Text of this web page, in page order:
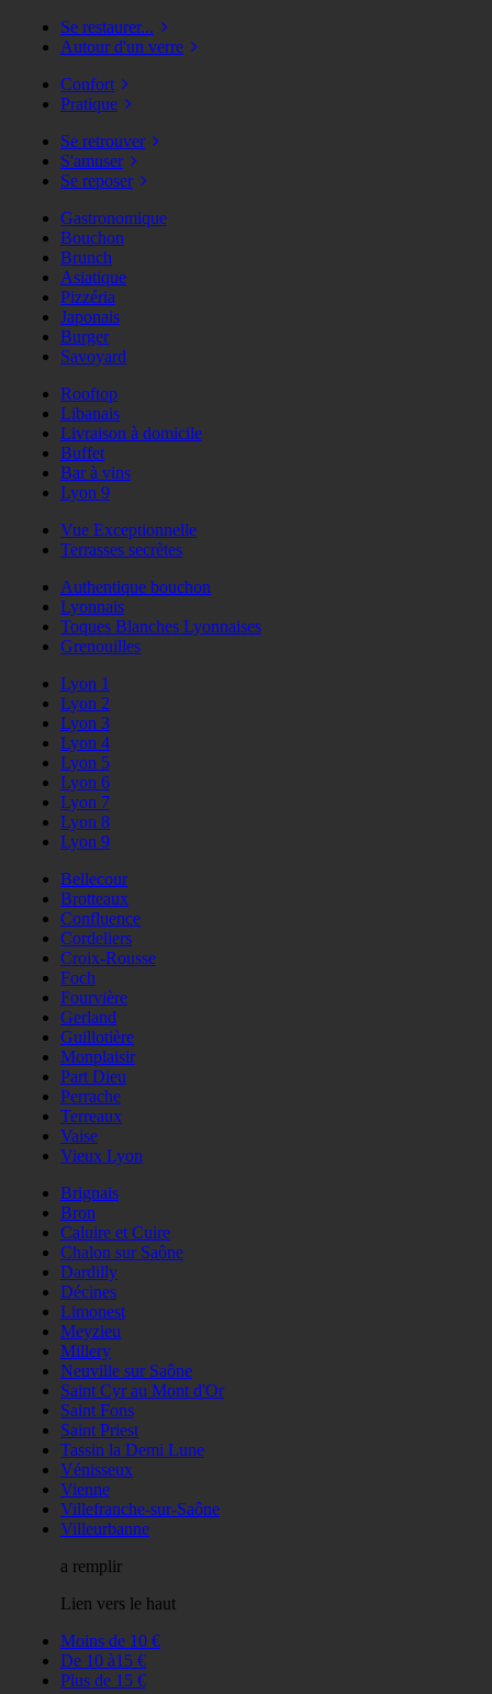
Se restaurer...
Autour d'un verre
Confort
Pratique
Se retrouver
S'amuser
Se reposer
Gastronomique
Bouchon
Brunch
Asiatique
Pizzéria
Japonais
Burger
Savoyard
Rooftop
Libanais
Livraison à domicile
Buffet
Bar à vins
Lyon 9
Vue Exceptionnelle
Terrasses secrètes
Authentique bouchon
Lyonnais
Toques Blanches Lyonnaises
Grenouilles
Lyon 1
Lyon 2
Lyon 3
Lyon 4
Lyon 5
Lyon 6
Lyon 7
Lyon 8
Lyon 9
Bellecour
Brotteaux
Confluence
Cordeliers
Croix-Rousse
Foch
Fourvière
Gerland
Guillotière
Monplaisir
Part Dieu
Perrache
Terreaux
Vaise
Vieux Lyon
Brignais
Bron
Caluire et Cuire
Chalon sur Saône
Dardilly
Décines
Limonest
Meyzieu
Millery
Neuville sur Saône
Saint Cyr au Mont d'Or
Saint Fons
Saint Priest
Tassin la Demi Lune
Vénisseux
Vienne
Villefranche-sur-Saône
Villeurbanne
a remplir
Lien vers le haut
Moins de 10 €
De 10 à15 €
Plus de 15 €